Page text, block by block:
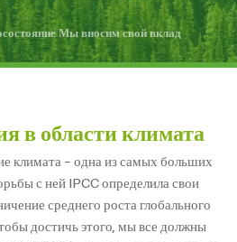
Мы вносим свой вклад
в области климата
климата – одна из самых больших
с ней IPCC определила свои
среднего роста глобального
достичь этого, мы все должны